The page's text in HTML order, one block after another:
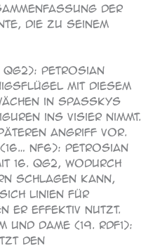
der
die zu seinem
Qg2): Petrosian
mit diesem
in Spasskys
ins Visier nimmt.
Angriff vor.
Nf6): Petrosian
16. Qg2, wodurch
schlagen kann,
Linien für
er effektiv nutzt.
Dame (19. Rdf1):
den